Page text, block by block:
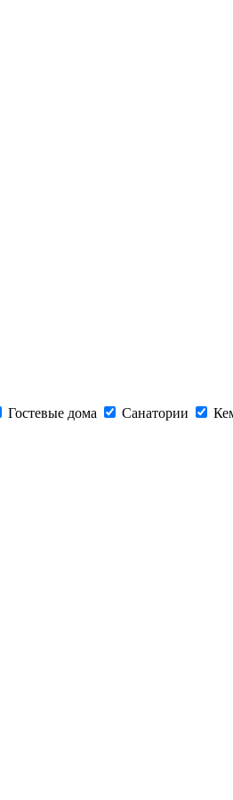
Гостевые дома Санатории